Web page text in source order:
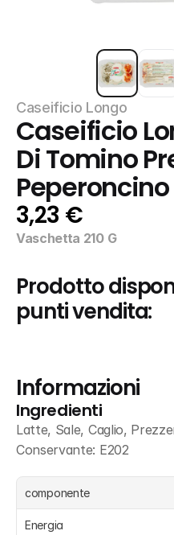
Caseificio Longo
Caseificio
Di Tomino
Peperoncino
3,23 €
Vaschetta 210 G
Prodotto
punti vendita:
Informazioni
Ingredienti
Latte, Sale, Caglio,
Conservante: E202
componente
Energia